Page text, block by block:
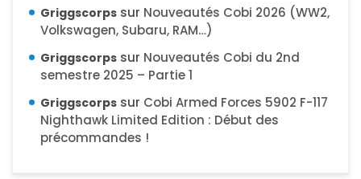
Griggscorps sur Nouveautés Cobi 2026 (WW2,
Volkswagen, Subaru, RAM…)
Griggscorps sur Nouveautés Cobi du 2nd
semestre 2025 – Partie 1
Griggscorps sur Cobi Armed Forces 5902 F-117
Nighthawk Limited Edition : Début des
précommandes !